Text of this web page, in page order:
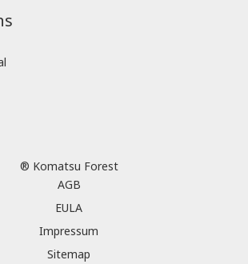
® Komatsu Forest
AGB
EULA
Impressum
Sitemap